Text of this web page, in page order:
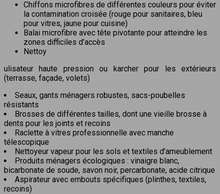
Chiffons microfibres de différentes couleurs pour éviter
la contamination croisée (rouge pour sanitaires, bleu
pour vitres, jaune pour cuisine)
Balai microfibre avec tête pivotante pour atteindre les
zones difficiles d’accès
Nettoy
ulisateur haute pression ou karcher pour les extérieurs
(terrasse, façade, volets)
Seaux, gants ménagers robustes, sacs-poubelles
résistants
Brosses de différentes tailles, dont une vieille brosse à
dents pour les joints et recoins
Raclette à vitres professionnelle avec manche
télescopique
Nettoyeur vapeur pour les sols et textiles d’ameublement
Produits ménagers écologiques : vinaigre blanc,
bicarbonate de soude, savon noir, percarbonate, acide citrique
Aspirateur avec embouts spécifiques (plinthes, textiles,
recoins)